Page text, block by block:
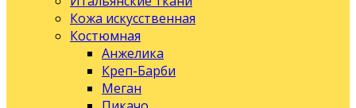
Кожа искусственная
Костюмная
Анжелика
Креп-Барби
Меган